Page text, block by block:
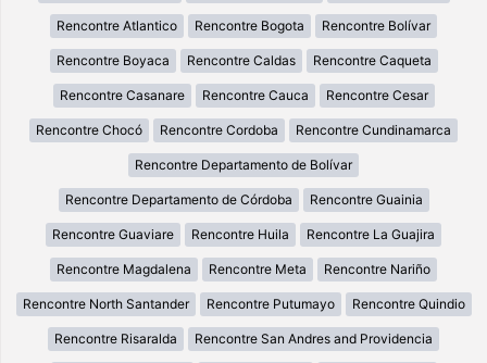
Rencontre Atlantico Rencontre Bogota Rencontre Bolívar
Rencontre Boyaca Rencontre Caldas Rencontre Caqueta
Rencontre Casanare Rencontre Cauca Rencontre Cesar
Rencontre Chocó Rencontre Cordoba Rencontre Cundinamarca
Rencontre Departamento de Bolívar
Rencontre Departamento de Córdoba Rencontre Guainia
Rencontre Guaviare Rencontre Huila Rencontre La Guajira
Rencontre Magdalena Rencontre Meta Rencontre Nariño
Rencontre North Santander Rencontre Putumayo Rencontre Quindio
Rencontre Risaralda Rencontre San Andres and Providencia